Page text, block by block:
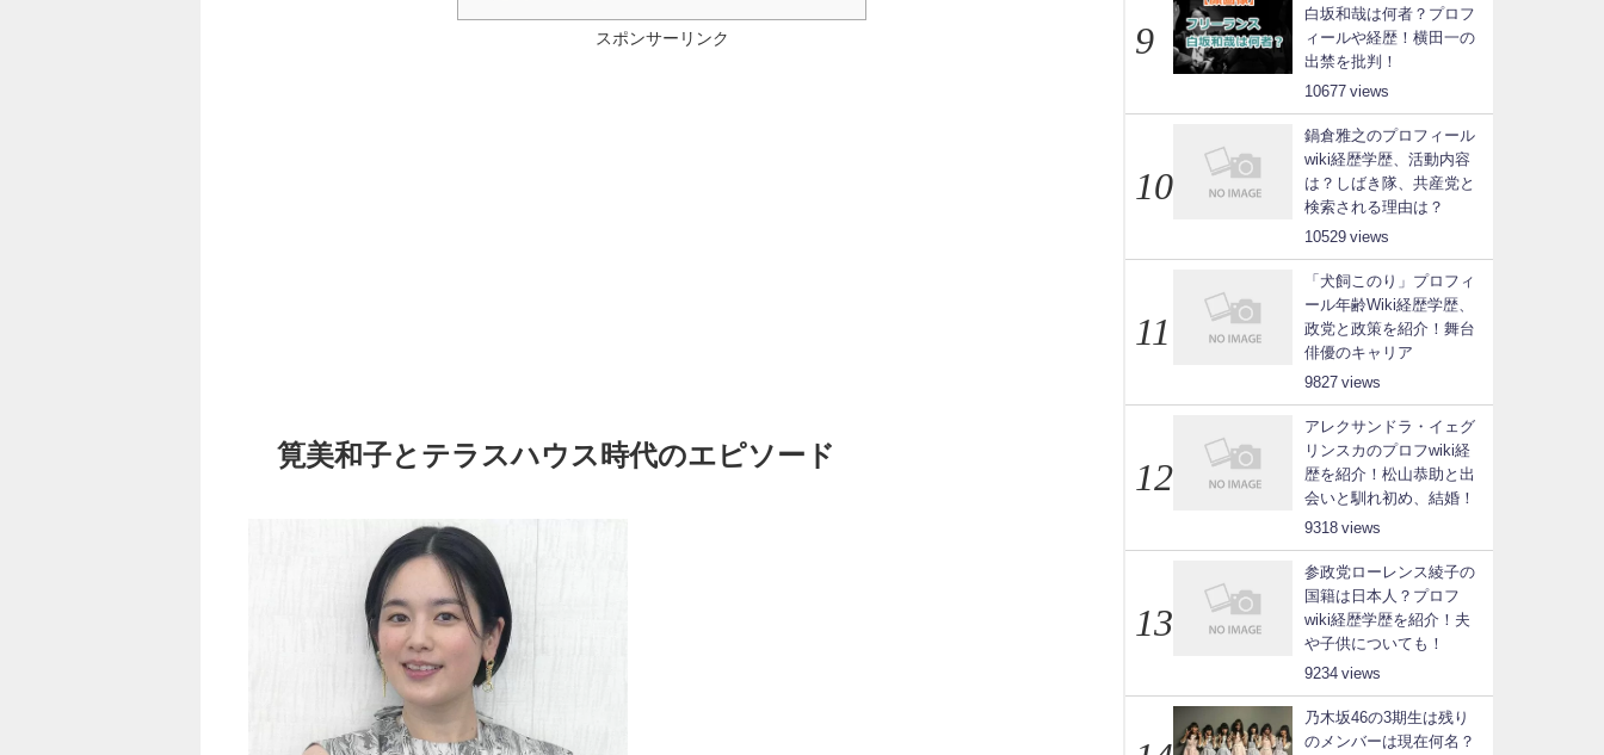
スポンサーリンク
筧美和子とテラスハウス時代のエピソード
白坂和哉は何者？プロフ
ィールや経歴！横田一の
出禁を批判！
10677
鍋倉雅之のプロフィール
wiki経歴学歴、活動内容
は？しばき隊、共産党と
検索される理由は？
10529
「犬飼このり」プロフィ
ール年齢Wiki経歴学歴、
政党と政策を紹介！舞台
俳優のキャリア
9827
アレクサンドラ・イェグ
リンスカのプロフwiki経
歴を紹介！松山恭助と出
会いと馴れ初め、結婚！
9318
参政党ローレンス綾子の
国籍は日本人？プロフ
wiki経歴学歴を紹介！夫
や子供についても！
9234
乃木坂46の3期生は残り
のメンバーは現在何名？